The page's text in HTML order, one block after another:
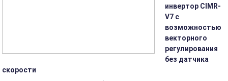
инвертор CIMR-
V7 с
возможностью
векторного
регулирования
без датчика
скорости